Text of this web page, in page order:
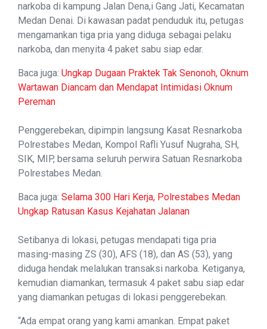
narkoba di kampung Jalan Dena,i Gang Jati, Kecamatan
Medan Denai. Di kawasan padat penduduk itu, petugas
mengamankan tiga pria yang diduga sebagai pelaku
narkoba, dan menyita 4 paket sabu siap edar.
Baca juga: Ungkap Dugaan Praktek Tak Senonoh, Oknum
Wartawan Diancam dan Mendapat Intimidasi Oknum
Pereman
Penggerebekan, dipimpin langsung Kasat Resnarkoba
Polrestabes Medan, Kompol Rafli Yusuf Nugraha, SH,
SIK, MIP, bersama seluruh perwira Satuan Resnarkoba
Polrestabes Medan.
Baca juga: Selama 300 Hari Kerja, Polrestabes Medan
Ungkap Ratusan Kasus Kejahatan Jalanan
Setibanya di lokasi, petugas mendapati tiga pria
masing-masing ZS (30), AFS (18), dan AS (53), yang
diduga hendak melalukan transaksi narkoba. Ketiganya,
kemudian diamankan, termasuk 4 paket sabu siap edar
yang diamankan petugas di lokasi penggerebekan.
“Ada empat orang yang kami amankan. Empat paket